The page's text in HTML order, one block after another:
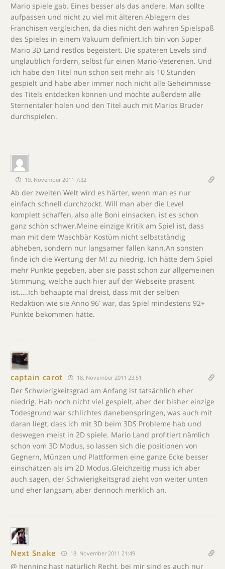
Mario spiele gab. Eines besser als das andere. Man sollte
aufpassen und nicht zu viel mit älteren Ablegern des
Franchisen vergleichen, da dies nicht den wahren Spielspaß
des Spieles in einem Vakuum definiert.Ich bin von Super
Mario 3D Land restlos begeistert. Die späteren Levels sind
unglaublich fordern, selbst für einen Mario-Veterenen. Und
ich habe den Titel nun schon seit mehr als 10 Stunden
gespielt und habe aber immer noch nicht alle Geheimnisse
des Titels entdecken können und möchte außerdem alle
Sternentaler holen und den Titel auch mit Marios Bruder
durchspielen.
19. November 2011 7:32
Ab der zweiten Welt wird es härter, wenn man es nur
einfach schnell durchzockt. Will man aber die Level
komplett schaffen, also alle Boni einsacken, ist es schon
ganz schön schwer.Meine einzige Kritik am Spiel ist, dass
man mit dem Waschbär Kostüm nicht selbstständig
abheben, sondern nur langsamer fallen kann.An sonsten
finde ich die Wertung der M! zu niedrig. Ich hätte dem Spiel
mehr Punkte gegeben, aber sie passt schon zur allgemeinen
Stimmung, welche auch hier auf der Webseite präsent
ist…..Ich behaupte mal dreist, dass mit der selben
Redaktion wie sie Anno 96′ war, das Spiel mindestens 92+
Punkte bekommen hätte.
captain carot 18. November 2011 23:51
Der Schwierigkeitsgrad am Anfang ist tatsächlich eher
niedrig. Hab noch nicht viel gespielt, aber der bisher einzige
Todesgrund war schlichtes danebenspringen, was auch mit
daran liegt, dass ich mit 3D beim 3DS Probleme hab und
deswegen meist in 2D spiele. Mario Land profitiert nämlich
schon vom 3D Modus, so lassen sich die positionen von
Gegnern, Münzen und Plattformen eine ganze Ecke besser
einschätzen als im 2D Modus.Gleichzeitig muss ich aber
auch sagen, der Schwierigkeitsgrad zieht von weiter unten
und eher langsam, aber dennoch merklich an.
Next Snake 18. November 2011 21:49
@ henning,hast natürlich Recht, bei mir sind es auch nur